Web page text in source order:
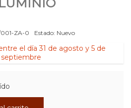
ZA-0 Estado: Nuevo
el día 31 de agosto y 5 de
septiembre